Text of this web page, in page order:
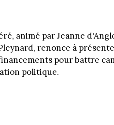
animé par Jeanne
renonce à
pour battre
politique.